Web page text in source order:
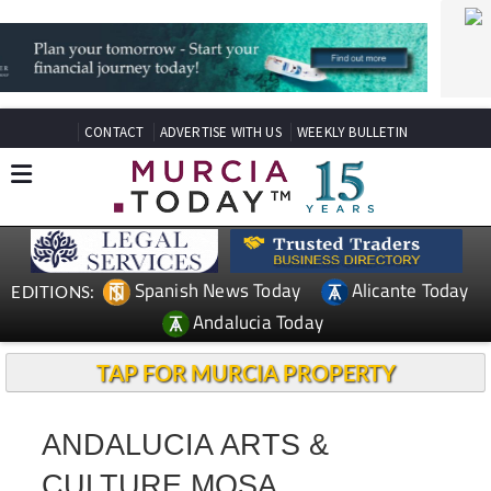
CONTACT ADVERTISE WITH US WEEKLY BULLETIN
EDITIONS: Spanish News Today
Andalucia Today